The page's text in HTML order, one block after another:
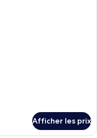
Afficher les prix